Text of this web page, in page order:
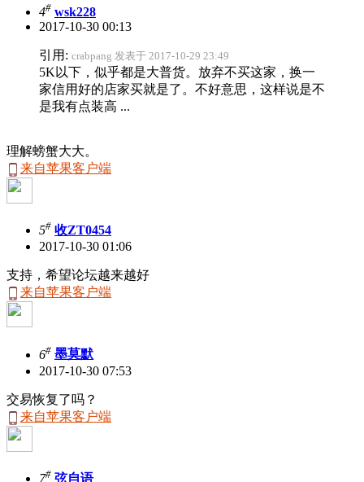
4# wsk228
2017-10-30 00:13
引用: crabpang 发表于 2017-10-29 23:49
5K以下，似乎都是大普货。放弃不买这家，换一
家信用好的店家买就是了。不好意思，这样说是不
是我有点装高 ...
理解螃蟹大大。
来自苹果客户端
5# 收ZT0454
2017-10-30 01:06
支持，希望论坛越来越好
来自苹果客户端
6# 墨莫默
2017-10-30 07:53
交易恢复了吗？
来自苹果客户端
7# 弦自语